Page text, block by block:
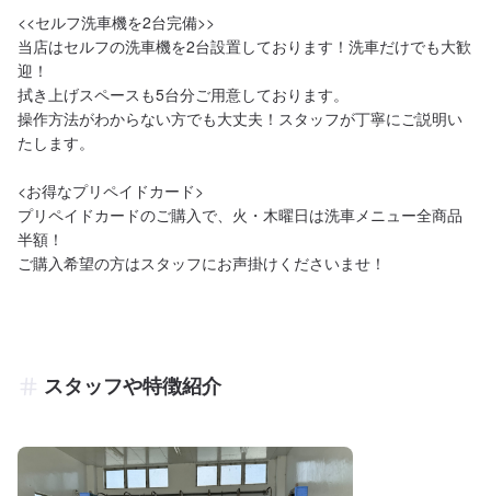
<<セルフ洗車機を2台完備>>
当店はセルフの洗車機を2台設置しております！洗車だけでも大歓
迎！
拭き上げスペースも5台分ご用意しております。
操作方法がわからない方でも大丈夫！スタッフが丁寧にご説明い
たします。
<お得なプリペイドカード>
プリペイドカードのご購入で、火・木曜日は洗車メニュー全商品
半額！
スタッフや特徴紹介